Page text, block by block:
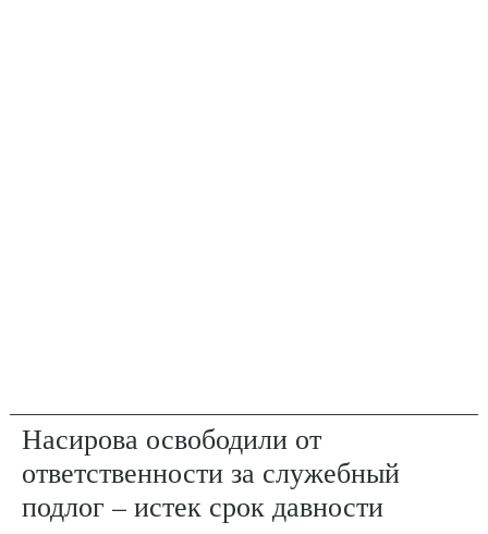
Насирова освободили от
ответственности за служебный
подлог – истек срок давности